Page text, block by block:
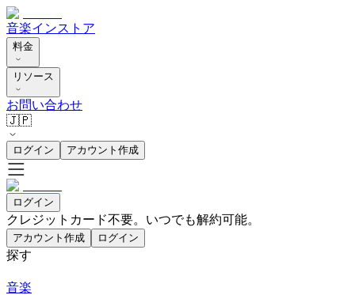
音楽インストア
料金
リソース
お問い合わせ
🇯🇵
ログイン アカウント作成
ログイン
クレジットカード不要。いつでも解約可能。
アカウント作成 ログイン
探す
音楽